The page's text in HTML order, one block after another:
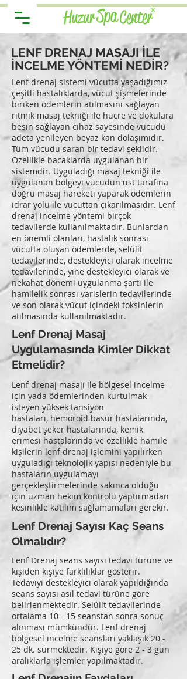
LENF DRENAJ MASAJI İLE
İNCELME YÖNTEMİ NEDİR?
Lenf drenaj sistemi vücutta yaşadığımız
çeşitli hastalıklarda, vücut şişmelerinde
biriken ödemlerin atılmasını sağlayan
ritmik masaj tekniği ile hücre ve dokulara
besin sağlayan cihaz sayesinde vücudu
adeta yenileyen beyaz kan dolaşımıdır.
Tüm vücudu saran bir tedavi şeklidir.
Özellikle bacaklarda uygulanan bir
sistemdir. Uyguladığı masaj tekniği ile
uygulanan bölgeyi vücudun üst tarafına
doğru masaj hareketi yaparak ödemlerin
idrar yolu ile vücuttan çıkarılmasıdır. Lenf
drenaj incelme yöntemi birçok
tedavilerde kullanılmaktadır. Bunlardan
en önemli olanları, hastalık sonrası
vücutta oluşan ödemlerde, selülit
tedavilerinde, destekleyici olarak incelme
tedavilerinde, yine destekleyici olarak ve
nekahat dönemi uygulanma şartı ile
hamilelik sonrası varislerin tedavilerinde
ve son olarak vücut içindeki toksinlerin
atılmasında kullanılmaktadır.
Lenf Drenaj Masaj
Uygulamasında Kimler Dikkat
Etmelidir?
Lenf drenaj masajı ile bölgesel incelme
için yada ödemlerinden kurtulmak
isteyen yüksek tansiyon
hastaları, hemoroid basur hastalarında,
diyabet şeker hastalarında, kemik
erimesi hastalarında ve özellikle hamile
kişilerin lenf drenaj işlemini yapılırken
uyguladığı teknolojik yapısı nedeniyle bu
hastaların uygulamayı
gerçekleştirmelerinde sakınca olduğu
için uzman hekim kontrolü yaptırmadan
kesinlikle katılım sağlamamaları gerekir.
Lenf Drenaj Sayısı Kaç Seans
Olmalıdır?
Lenf Drenaj seans sayısı tedavi türüne ve
kişiden kişiye farklılıklar gösterir.
Tedaviyi destekleyici olarak yapıldığında
seans sayısı asıl tedavi türüne göre
belirlenmektedir. Selülit tedavilerinde
ortalama 10 - 15 seanstan sonra sonuç
alınması mümkündür. Lenf drenaj
bölgesel incelme seansları yaklaşık 20 -
25 dk. sürmektedir. Kişiye göre 2 - 3 gün
aralıklarla işlemler yapılmaktadır.